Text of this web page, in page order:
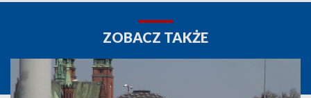
ZOBACZ TAKŻE